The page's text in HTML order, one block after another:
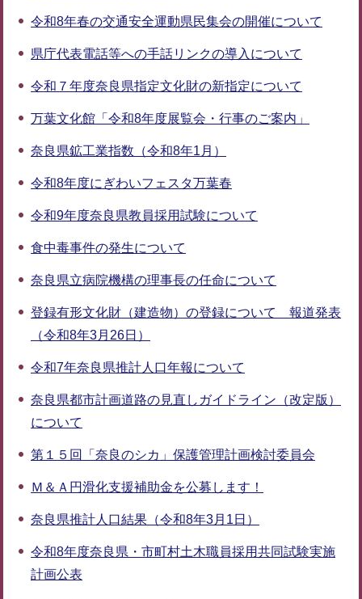
令和8年春の交通安全運動県民集会の開催について
県庁代表電話等への手話リンクの導入について
令和７年度奈良県指定文化財の新指定について
万葉文化館「令和8年度展覧会・行事のご案内」
奈良県鉱工業指数（令和8年1月）
令和8年度にぎわいフェスタ万葉春
令和9年度奈良県教員採用試験について
食中毒事件の発生について
奈良県立病院機構の理事長の任命について
登録有形文化財（建造物）の登録について 報道発表
（令和8年3月26日）
令和7年奈良県推計人口年報について
奈良県都市計画道路の見直しガイドライン（改定版）
について
第１５回「奈良のシカ」保護管理計画検討委員会
Ｍ＆Ａ円滑化支援補助金を公募します！
奈良県推計人口結果（令和8年3月1日）
令和8年度奈良県・市町村土木職員採用共同試験実施
計画公表